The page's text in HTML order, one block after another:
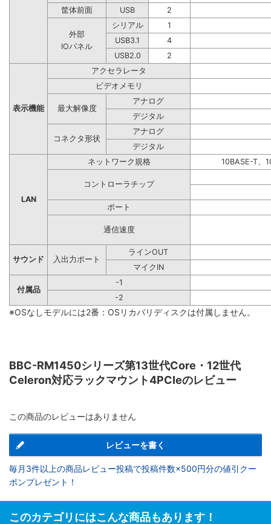
筐体前面
USB 2
外部
IOパネル
シリアル
1
USB3.1
4
USB2.0
2
表示機能
アクセラレータ
ビデオメモリ
最大解像度
アナログ
デジタル
コネクタ形状
アナログ
デジタル
LAN
ネットワーク規格 10BASE-T、
コントローラチップ
ポート
通信速度
サウンド 入出力ポート
ラインOUT
マイクIN
付属品
-1
-2
※OSなしモデルには2番：OSリカバリディスクは付属しません。
BBC-RM1450シリーズ第13世代Core・12世代
Celeron対応ラックマウント4PCIeのレビュー
この商品のレビューはありません
レビューを書く
毎月3件以上の商品レビュー投稿で投稿件数×500円分の値引クー
ポンプレゼント！
このカテゴリにはこんな商品もあります！